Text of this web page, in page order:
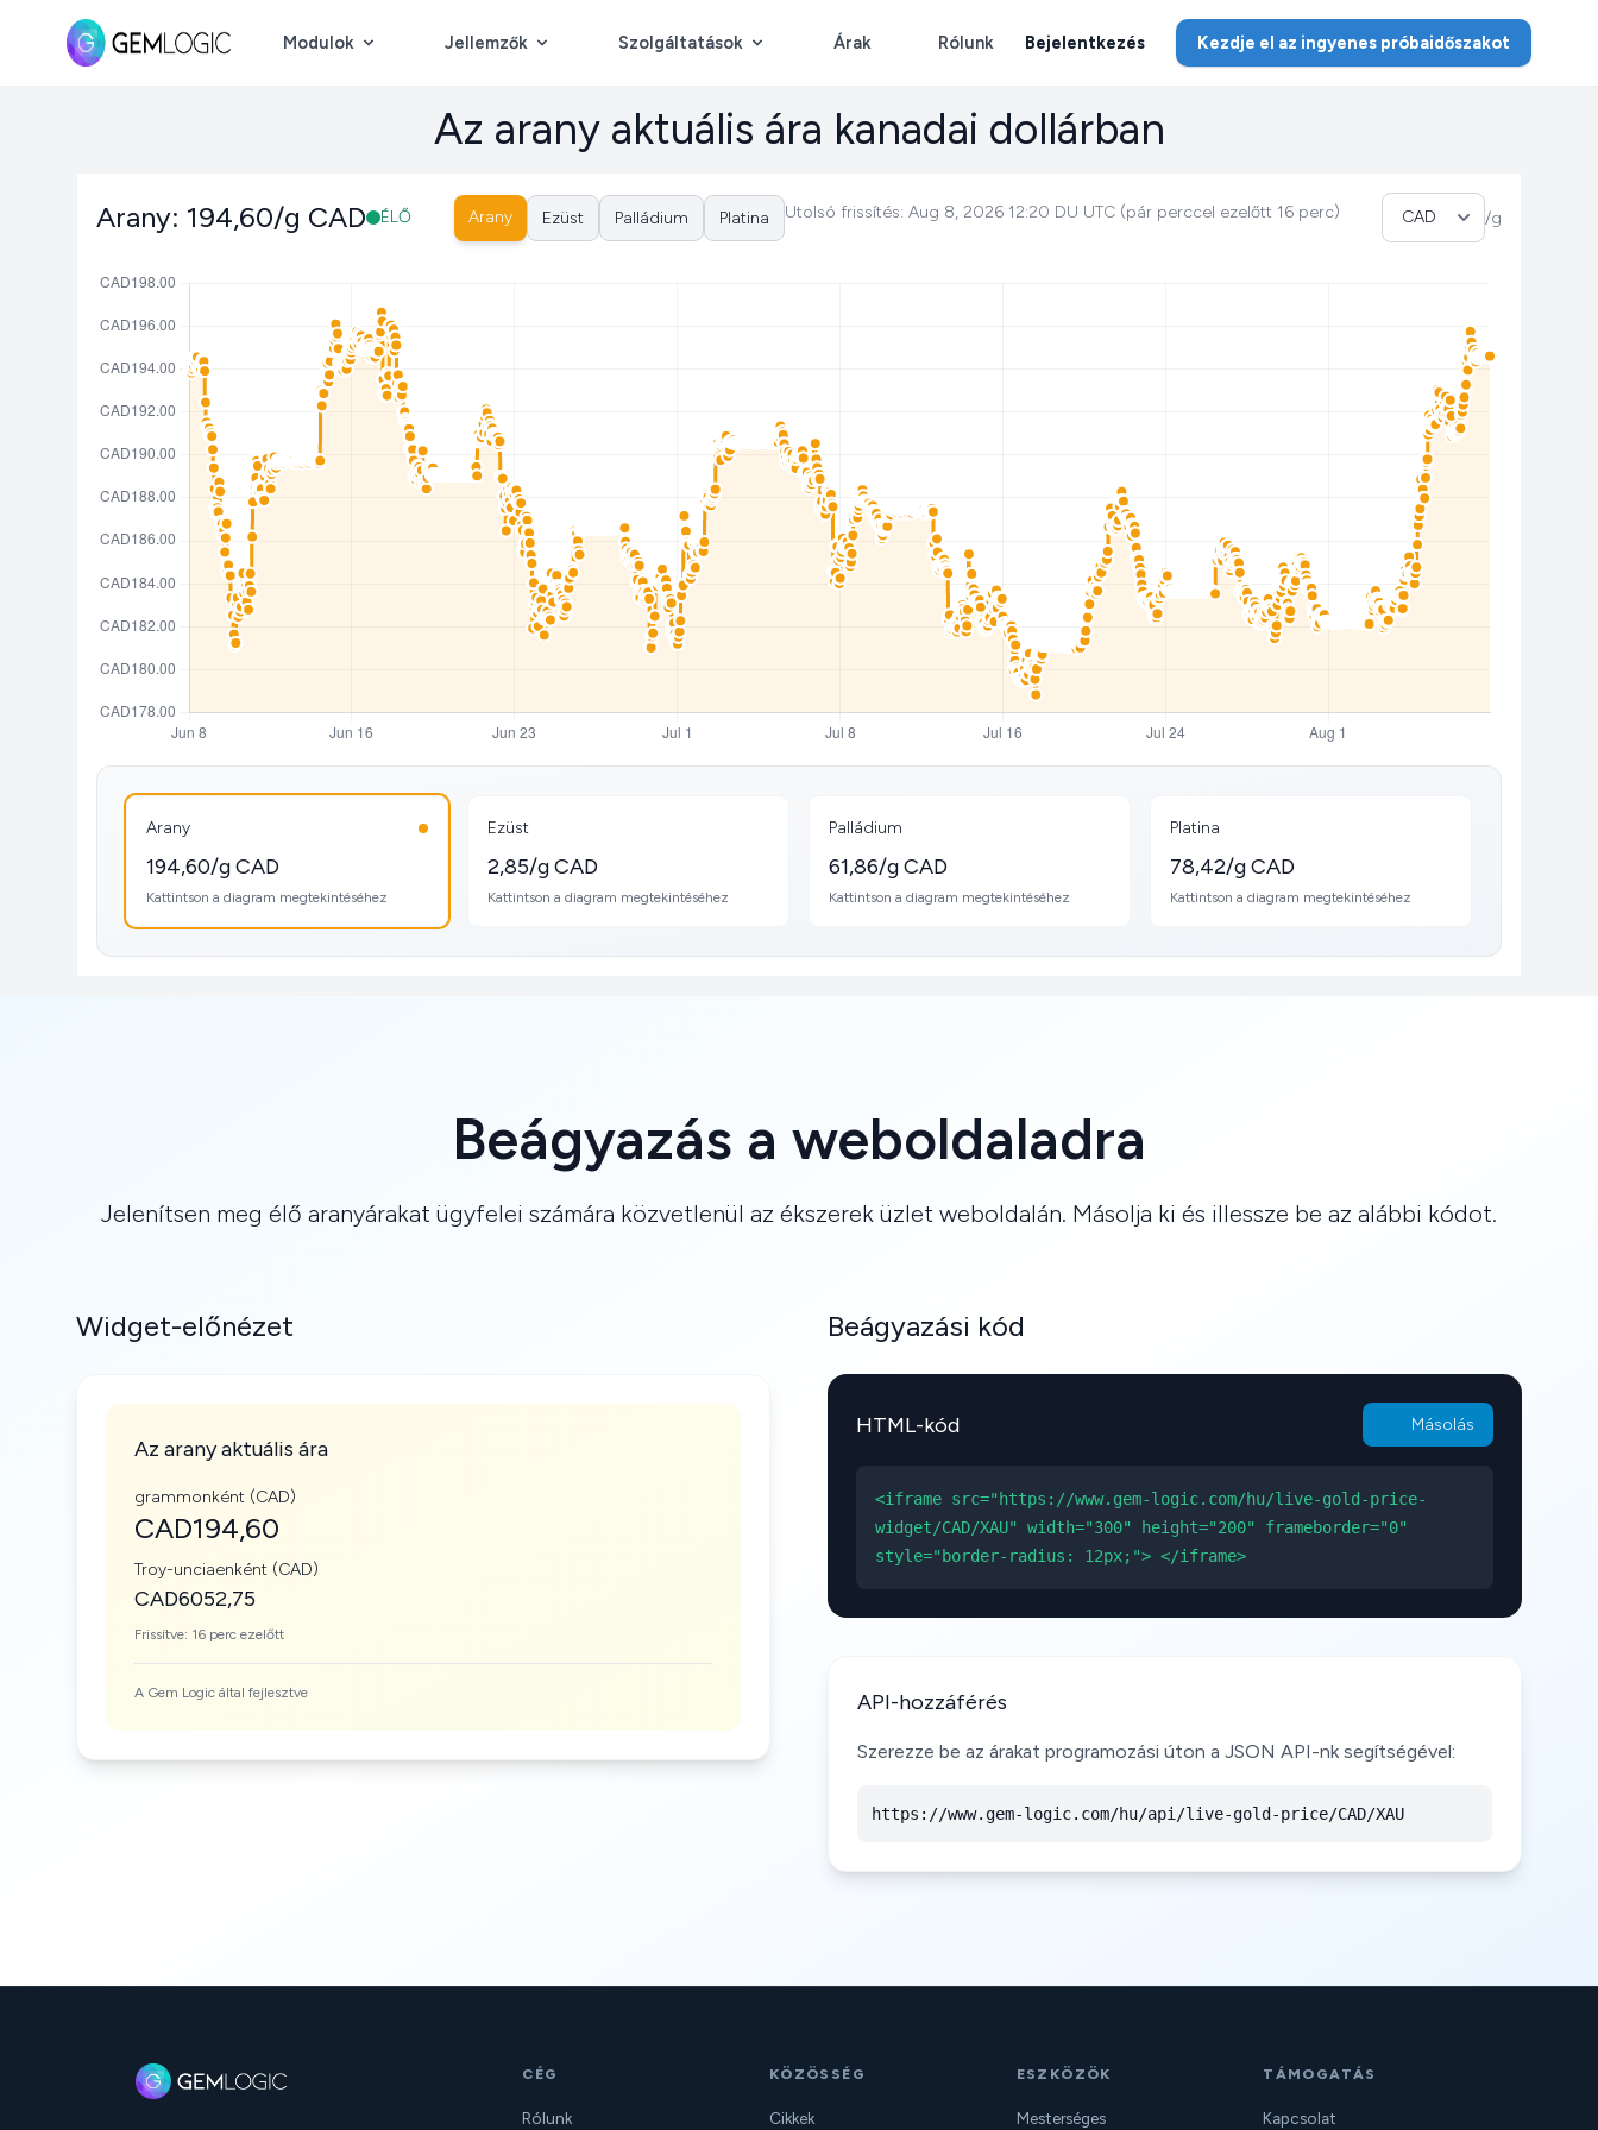
Modulok Jellemzők Szolgáltatások Árak Rólunk Bejelentkezés Kezdje el az ingyenes próbaidőszakot
Az arany aktuális ára kanadai dollárban
Arany: 194,60/g CAD ÉLŐ Arany Ezüst Palládium Platina Utolsó frissítés: Aug 8, 2026 12:20 DU UTC (pár perccel ezelőtt 16 perc) Pénznem kiválasztása
/g
Arany
194,60/g CAD
Kattintson a diagram megtekintéséhez
Ezüst
2,85/g CAD
Kattintson a diagram megtekintéséhez
Palládium
61,86/g CAD
Kattintson a diagram megtekintéséhez
Platina
78,42/g CAD
Kattintson a diagram megtekintéséhez
Beágyazás a weboldaladra
Jelenítsen meg élő aranyárakat ügyfelei számára közvetlenül az ékszerek üzlet weboldalán. Másolja ki és illessze be az alábbi kódot.
Widget-előnézet
Az arany aktuális ára
grammonként (CAD)
CAD194,60
Troy-unciaenként (CAD)
CAD6052,75
Frissítve: 16 perc ezelőtt
A Gem Logic által fejlesztve
Beágyazási kód
HTML-kód Másolás
<iframe src="https://www.gem-logic.com/hu/live-gold-price-
widget/CAD/XAU" width="300" height="200" frameborder="0"
style="border-radius: 12px;"> </iframe>
API-hozzáférés
Szerezze be az árakat programozási úton a JSON API-nk segítségével:
https://www.gem-logic.com/hu/api/live-gold-price/CAD/XAU
CÉG
Rólunk
KÖZÖSSÉG
Cikkek
ESZKÖZÖK
Mesterséges
TÁMOGATÁS
Kapcsolat